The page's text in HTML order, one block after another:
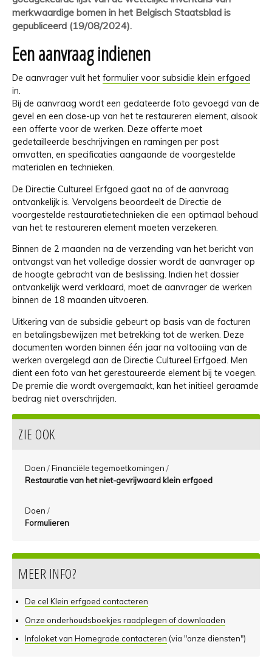
merkwaardige bomen in het Belgisch Staatsblad is
gepubliceerd (19/08/2024).
Een aanvraag indienen
De aanvrager vult het formulier voor subsidie klein erfgoed
in.
Bij de aanvraag wordt een gedateerde foto gevoegd van de
gevel en een close-up van het te restaureren element, alsook
een offerte voor de werken. Deze offerte moet
gedetailleerde beschrijvingen en ramingen per post
omvatten, en specificaties aangaande de voorgestelde
materialen en technieken.
De Directie Cultureel Erfgoed gaat na of de aanvraag
ontvankelijk is. Vervolgens beoordeelt de Directie de
voorgestelde restauratietechnieken die een optimaal behoud
van het te restaureren element moeten verzekeren.
Binnen de 2 maanden na de verzending van het bericht van
ontvangst van het volledige dossier wordt de aanvrager op
de hoogte gebracht van de beslissing. Indien het dossier
ontvankelijk werd verklaard, moet de aanvrager de werken
binnen de 18 maanden uitvoeren.
Uitkering van de subsidie gebeurt op basis van de facturen
en betalingsbewijzen met betrekking tot de werken. Deze
documenten worden binnen één jaar na voltooiing van de
werken overgelegd aan de Directie Cultureel Erfgoed. Men
dient een foto van het gerestaureerde element bij te voegen.
De premie die wordt overgemaakt, kan het initieel geraamde
bedrag niet overschrijden.
ZIE OOK
Doen /Financiële tegemoetkomingen /
Restauratie van het niet-gevrijwaard klein erfgoed
Doen /
Formulieren
MEER INFO?
De cel Klein erfgoed contacteren
Onze onderhoudsboekjes raadplegen of downloaden
Infoloket van Homegrade contacteren (via "onze diensten")